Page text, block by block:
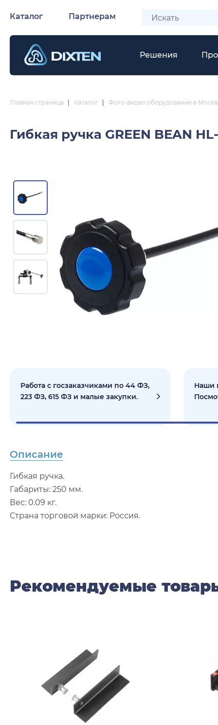
Каталог Партнерам
Решения
Главная страница Каталог Фото-видео оборудование в
Гибкая ручка GREEN BEAN
Работа с госзаказчиками по 44 ФЗ,
223 ФЗ, 615 ФЗ и малые закупки.
Наши
Описание
Гибкая ручка.
Габариты: 250 мм.
Вес: 0.09 кг.
Страна торговой марки: Россия.
Рекомендуемые